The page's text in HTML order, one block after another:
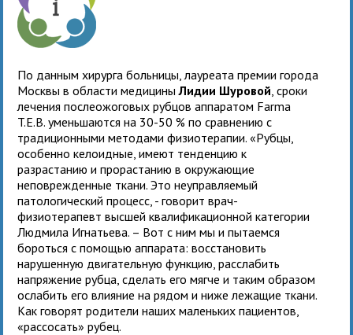
По данным хирурга больницы, лауреата премии города
Москвы в области медициныЛидии Шуровой , сроки
лечения послеожоговых рубцов аппаратом Farma
T.E.B. уменьшаются на 30-50 % по сравнению с
традиционными методами физиотерапии. «Рубцы,
особенно келоидные, имеют тенденцию к
разрастанию и прорастанию в окружающие
неповрежденные ткани. Это неуправляемый
патологический процесс, - говорит врач-
физиотерапевт высшей квалификационной категории
Людмила Игнатьева. – Вот с ним мы и пытаемся
бороться с помощью аппарата: восстановить
нарушенную двигательную функцию, расслабить
напряжение рубца, сделать его мягче и таким образом
ослабить его влияние на рядом и ниже лежащие ткани.
Как говорят родители наших маленьких пациентов,
«рассосать» рубец.